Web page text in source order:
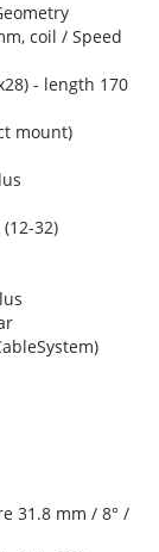
coil / Speed
- length 170
mount)
(12-32)
31.8 mm / 8° /